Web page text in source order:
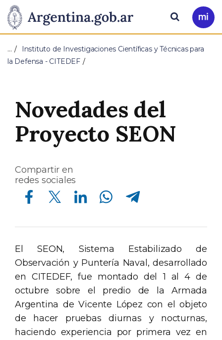
Presidencia
de
la
Pasar al contenido principal
Ir
a
Buscar
…
Instituto de Investigaciones Científicas y Técnicas para
la Defensa - CITEDEF
Novedades del
Proyecto SEON
Compartir en
redes sociales
Compartir en Facebook Compartir en Twitter Compartir en Linkedin Compartir en Whatsapp Compartir en Telegram
El SEON, Sistema Estabilizado de
Observación y Puntería Naval, desarrollado
en CITEDEF, fue montado del 1 al 4 de
octubre sobre el predio de la Armada
Argentina de Vicente López con el objeto
de hacer pruebas diurnas y nocturnas,
haciendo experiencia por primera vez en